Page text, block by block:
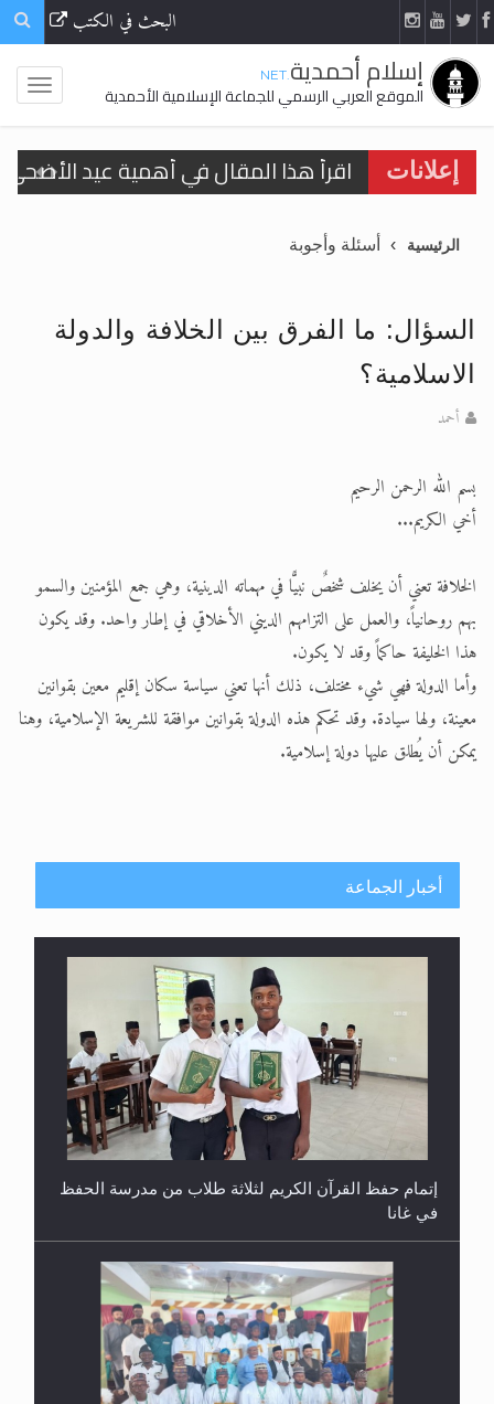
البحث في الكتب
إسلام أحمدية.NET
الموقع العربي الرسمي للجماعة الإسلامية الأحمدية
إعلانات
اقرأ هذا المقال في أهمية عيد
الحجّ.. دلالات، حِكم، وأهداف >> المزيد
تعميم هامّ لأفراد الجماعة >> المزيد
تعميم هامّ لأفراد الجماعة >> المزيد
اقرأ هذا الكتاب وتعرّف على حقيقة
الحجّ.. دلالات، حِكم، وأهداف >> المزيد
الرئيسية أسئلة وأجوبة
السؤال: ما الفرق بين الخلافة والدولة
الاسلامية؟
أحمد
بسم الله الرحمن الرحيم
أخي الكريم...
الخلافة تعني أن يخلف شخصٌ نبيًّا في مهماته الدينية، وهي جمع المؤمنين والسمو
بهم روحانياً، والعمل على التزامهم الديني الأخلاقي في إطار واحد. وقد يكون
هذا الخليفة حاكماً وقد لا يكون.
وأما الدولة فهي شيء مختلف، ذلك أنها تعني سياسة سكان إقليم معين بقوانين
معينة، ولها سيادة. وقد تحكم هذه الدولة بقوانين موافقة للشريعة الإسلامية، وهنا
يمكن أن يُطلق عليها دولة إسلامية.
أخبار الجماعة
إتمام حفظ القرآن الكريم لثلاثة طلاب من مدرسة الحفظ
في غانا